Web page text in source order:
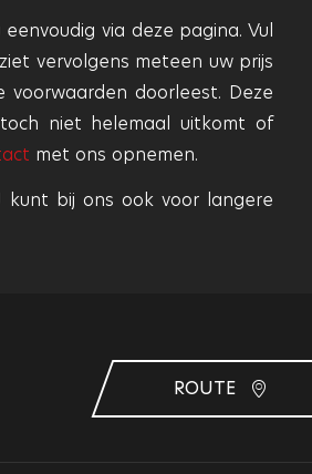
via deze pagina. Vul
vervolgens meteen uw prijs
doorleest. Deze
niet helemaal uitkomt of
met ons opnemen.
kunt bij ons ook voor langere
ROUTE